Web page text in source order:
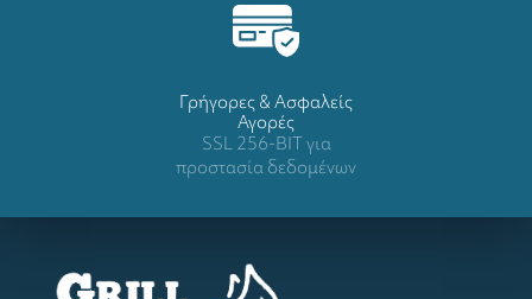
Γρήγορες & Ασφαλείς
Αγορές
SSL 256-BIT για
προστασία δεδομένων